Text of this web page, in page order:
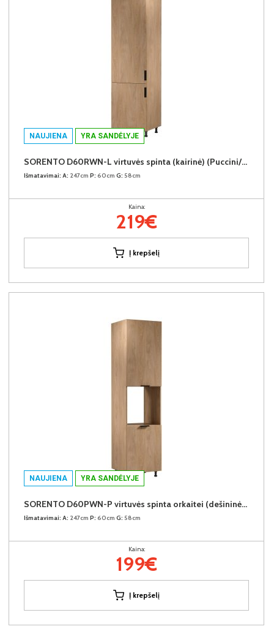
NAUJIENA YRA SANDĖLYJE
SORENTO D60RWN-L virtuvės spinta (kairinė) (Puccini/Puccini)
Išmatavimai: A: 247cm P: 60cm G: 58cm
Kaina:
219€
Į krepšelį
NAUJIENA YRA SANDĖLYJE
SORENTO D60PWN-P virtuvės spinta orkaitei (dešininė) (Puccini/Puccini)
Išmatavimai: A: 247cm P: 60cm G: 58cm
Kaina:
199€
Į krepšelį